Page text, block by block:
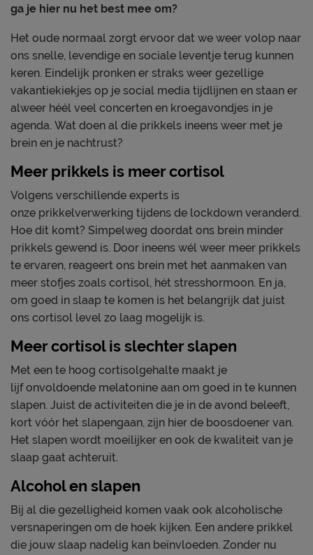
ga je hier nu het best mee om?
Het oude normaal zorgt ervoor dat we weer volop naar
ons snelle, levendige en sociale leventje terug kunnen
keren. Eindelijk pronken er straks weer gezellige
vakantiekiekjes op je social media tijdlijnen en staan er
alweer héél veel concerten en kroegavondjes in je
agenda. Wat doen al die prikkels ineens weer met je
brein en je nachtrust?
Meer prikkels is meer cortisol
Volgens verschillende experts is
onze prikkelverwerking tijdens de lockdown veranderd.
Hoe dit komt? Simpelweg doordat ons brein minder
prikkels gewend is. Door ineens wél weer meer prikkels
te ervaren, reageert ons brein met het aanmaken van
meer stofjes zoals cortisol, hét stresshormoon. En ja,
om goed in slaap te komen is het belangrijk dat juist
ons cortisol level zo laag mogelijk is.
Meer cortisol is slechter slapen
Met een te hoog cortisolgehalte maakt je
lijf onvoldoende melatonine aan om goed in te kunnen
slapen. Juist de activiteiten die je in de avond beleeft,
kort vóór het slapengaan, zijn hier de boosdoener van.
Het slapen wordt moeilijker en ook de kwaliteit van je
slaap gaat achteruit.
Alcohol en slapen
Bij al die gezelligheid komen vaak ook alcoholische
versnaperingen om de hoek kijken. Een andere prikkel
die jouw slaap nadelig kan beïnvloeden. Zonder nu